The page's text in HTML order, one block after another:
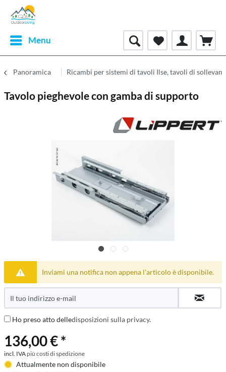
Menu
Panoramica Ricambi per sistemi di tavoli Ilse, tavoli di
Tavolo pieghevole con gamba di supporto
Inviami una notifica non appena l'articolo è disponibile.
Ho preso atto delledisposizioni sulla privacy.
136,00 € *
incl. IVA più costi di spedizione
Attualmente non disponibile